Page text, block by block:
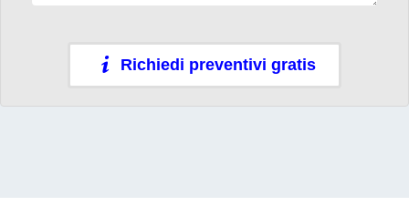
Richiedi preventivi gratis